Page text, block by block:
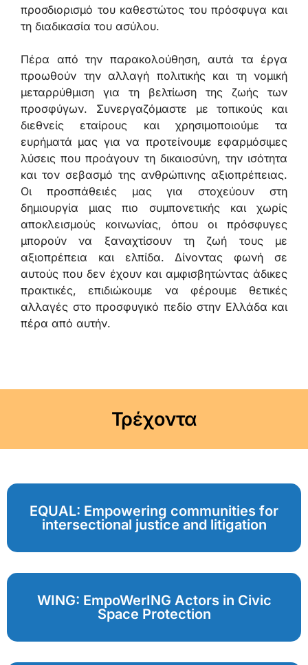
προσδιορισμό του καθεστώτος του πρόσφυγα και
τη διαδικασία του ασύλου.
Πέρα από την παρακολούθηση, αυτά τα έργα
προωθούν την αλλαγή πολιτικής και τη νομική
μεταρρύθμιση για τη βελτίωση της ζωής των
προσφύγων. Συνεργαζόμαστε με τοπικούς και
διεθνείς εταίρους και χρησιμοποιούμε τα
ευρήματά μας για να προτείνουμε εφαρμόσιμες
λύσεις που προάγουν τη δικαιοσύνη, την ισότητα
και τον σεβασμό της ανθρώπινης αξιοπρέπειας.
Οι προσπάθειές μας για στοχεύουν στη
δημιουργία μιας πιο συμπονετικής και χωρίς
αποκλεισμούς κοινωνίας, όπου οι πρόσφυγες
μπορούν να ξαναχτίσουν τη ζωή τους με
αξιοπρέπεια και ελπίδα. Δίνοντας φωνή σε
αυτούς που δεν έχουν και αμφισβητώντας άδικες
πρακτικές, επιδιώκουμε να φέρουμε θετικές
αλλαγές στο προσφυγικό πεδίο στην Ελλάδα και
πέρα από αυτήν.
Τρέχοντα
EQUAL: Empowering communities for
intersectional justice and litigation
WING: EmpoWerING Actors in Civic
Space Protection